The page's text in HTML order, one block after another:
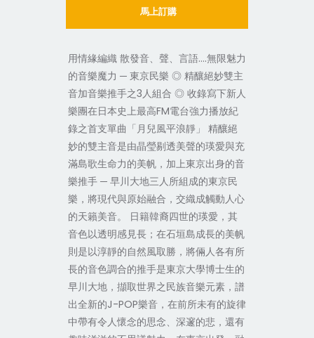
馬上訂購
用情緣編織 散發音、聲、言語….無限魅力
的音樂魔力 ─ 東京民樂 ◎ 精釀絕妙雙主
音加音樂推手之3人組合 ◎ 收錄寫下新人
樂團在日本史上最高FM電台強力播放紀
錄之首支單曲「月兒風平浪靜」 精釀絕
妙的雙主音是由晶瑩剔透美聲的瑛愛與充
滿島歌生命力的美帆，加上東京出身的音
樂推手 ─ 早川大地三人所組成的東京民
樂，將現代與原始融合，交織成觸動人心
的天籟美音。 日籍韓裔四世的瑛愛，其
音色以透明感見長；在石垣島成長的美帆
則是以淳靜的自然風取勝，將倆人各有所
長的音色調合的推手是東京大學博士生的
早川大地，擷取世界之民族音樂元素，譜
出全新的J-POP樂音，在前所未有的旋律
中帶有令人懷念的思念、深邃的悲，還有